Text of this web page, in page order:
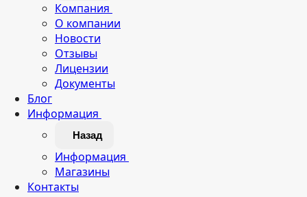
Компания
О компании
Новости
Отзывы
Лицензии
Документы
Блог
Информация
Назад
Информация
Магазины
Контакты